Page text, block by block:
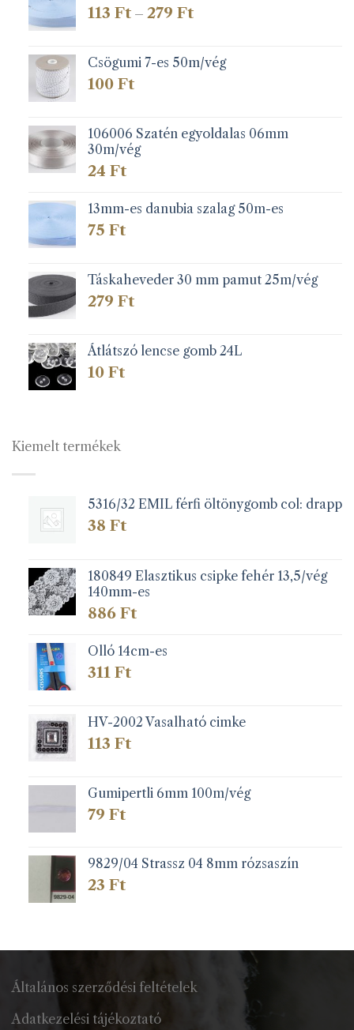
113 Ft – 279 FtÁrtartomány:
279 Ft
Csögumi 7-es 50m/vég
100 Ft
106006 Szatén egyoldalas 06mm
30m/vég
24 Ft
13mm-es danubia szalag 50m-es
75 Ft
Táskaheveder 30 mm pamut 25m/vég
279 Ft
Átlátszó lencse gomb 24L
10 Ft
Kiemelt termékek
5316/32 EMIL férfi öltönygomb col: drapp
38 Ft
180849 Elasztikus csipke fehér 13,5/vég
140mm-es
886 Ft
Olló 14cm-es
311 Ft
HV-2002 Vasalható cimke
113 Ft
Gumipertli 6mm 100m/vég
79 Ft
9829/04 Strassz 04 8mm rózsaszín
23 Ft
Általános szerződési feltételek
Adatkezelési tájékoztató